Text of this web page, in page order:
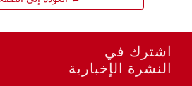
اشترك في
النشرة الإخبارية